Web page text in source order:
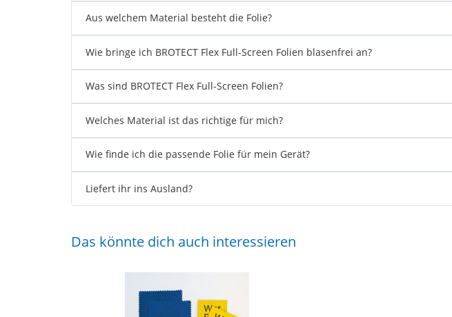
Aus welchem Material besteht die Folie?
Wie bringe ich BROTECT Flex Full-Screen Folien blasenfrei an?
Was sind BROTECT Flex Full-Screen Folien?
Welches Material ist das richtige für mich?
Wie finde ich die passende Folie für mein Gerät?
Liefert ihr ins Ausland?
Das könnte dich auch interessieren